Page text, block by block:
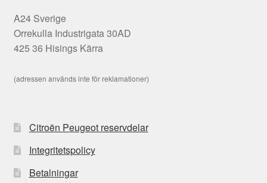
A24 Sverige
Orrekulla Industrigata 30AD
425 36 Hisings Kärra
(adressen används inte för reklamationer)
Citroën Peugeot reservdelar
Integritetspolicy
Betalningar